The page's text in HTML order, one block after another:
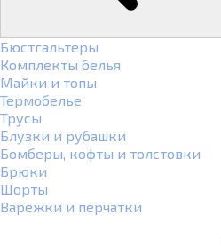
Бюстгальтеры
Комплекты белья
Майки и топы
Термобелье
Трусы
Блузки и рубашки
Бомберы, кофты и толстовки
Брюки
Шорты
Варежки и перчатки